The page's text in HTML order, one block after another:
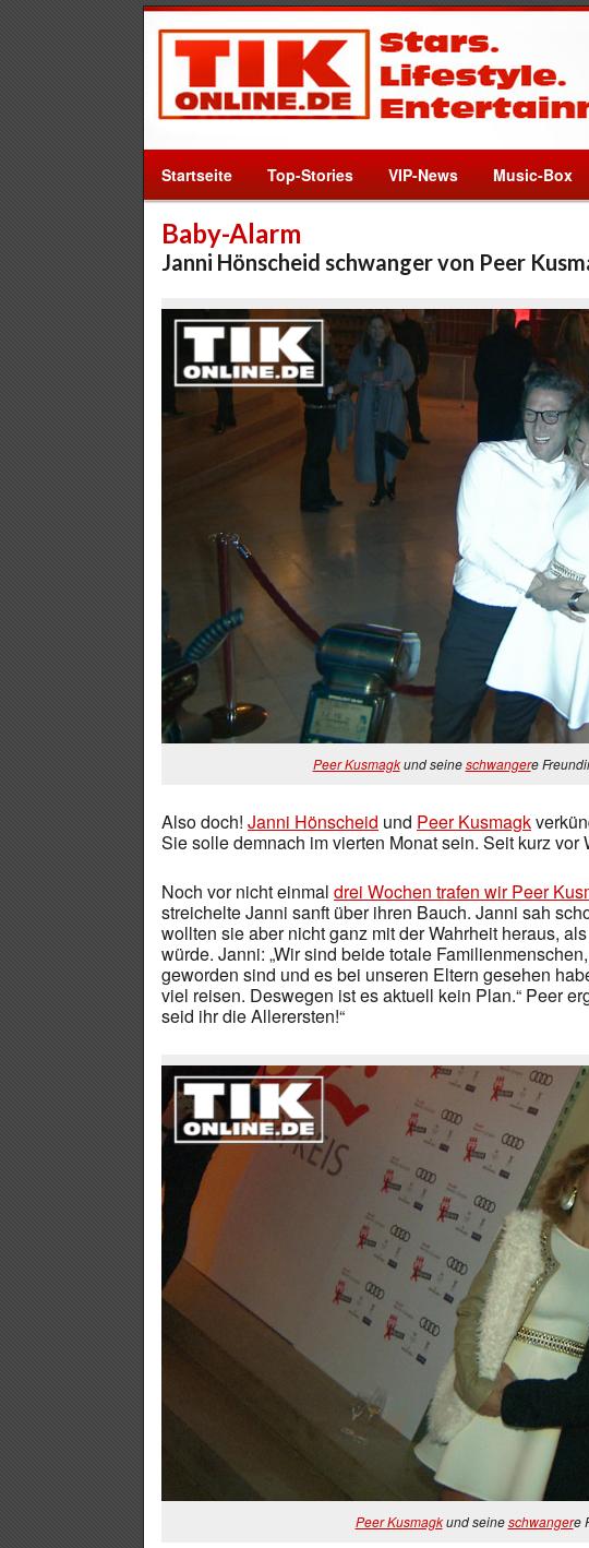
Startseite Top-Stories VIP-News Music-Box
Baby-Alarm
Janni Hönscheid schwanger von Peer
Peer Kusmagkund seineschwangere
Also doch! Janni Hönscheid und Peer Kusmagk
Sie solle demnach im vierten Monat sein. Seit kurz vor
Noch vor nicht einmal drei Wochen trafen wir Peer
streichelte Janni sanft über ihren Bauch. Janni sah
wollten sie aber nicht ganz mit der Wahrheit heraus,
würde. Janni: „Wir sind beide totale
geworden sind und es bei unseren Eltern gesehen
viel reisen. Deswegen ist es aktuell kein Plan.“ Peer
seid ihr die Allerersten!“
Peer Kusmagkund seineschwangere